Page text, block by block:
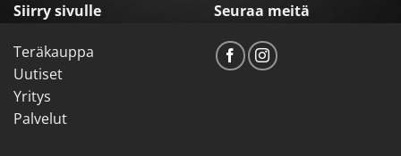
Siirry sivulle
Teräkauppa
Uutiset
Yritys
Palvelut
Seuraa meitä